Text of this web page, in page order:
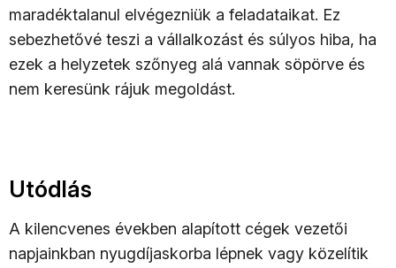
maradéktalanul elvégezniük a feladataikat. Ez
sebezhetővé teszi a vállalkozást és súlyos hiba, ha
ezek a helyzetek szőnyeg alá vannak söpörve és
nem keresünk rájuk megoldást.
Utódlás
A kilencvenes években alapított cégek vezetői
napjainkban nyugdíjaskorba lépnek vagy közelítik